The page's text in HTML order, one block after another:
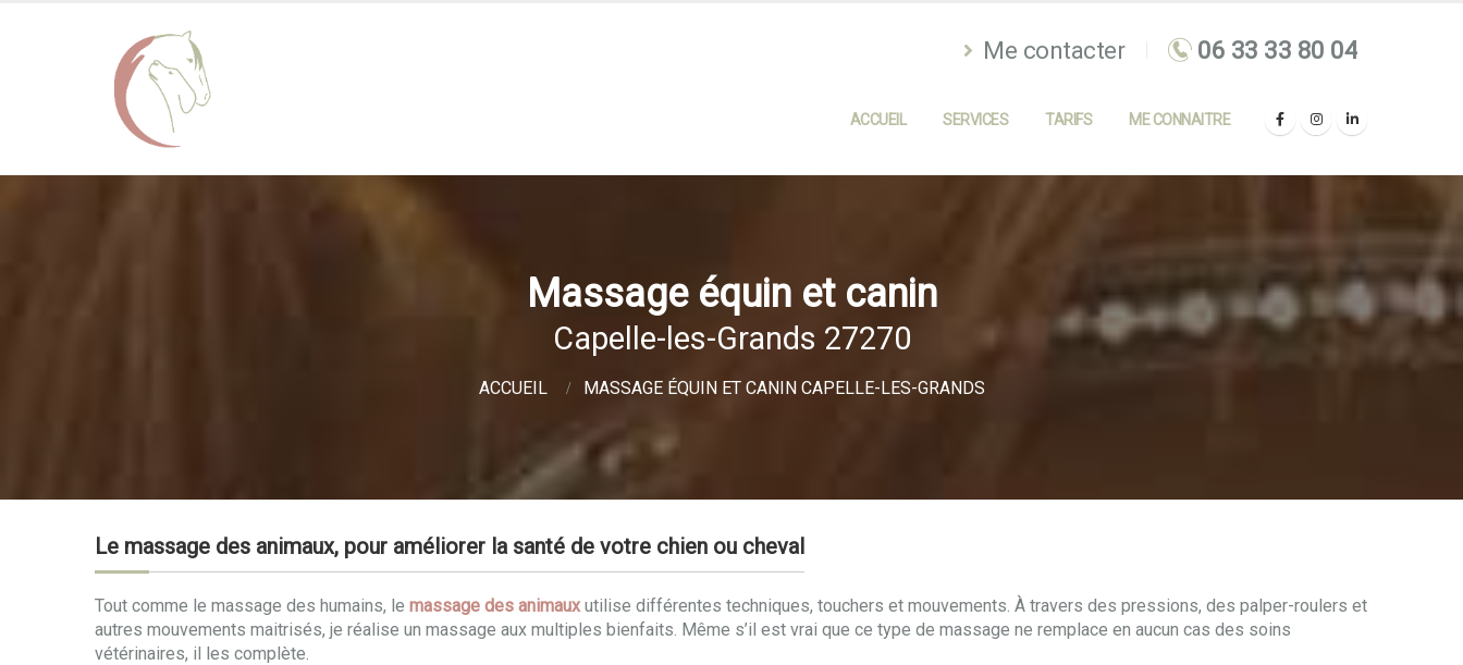
Me contacter
ACCUEIL SERVICES TARIFS ME CONNAITRE
Massage équin et canin
Capelle-les-Grands 27270
ACCUEIL MASSAGE ÉQUIN ET CANIN CAPELLE-LES-GRANDS
Le massage des animaux, pour améliorer la santé de votre chien ou cheval
Tout comme le massage des humains, le massage des animauxutilise différentes techniques, touchers et mouvements. À travers des pressions, des palper-roulers et
autres mouvements maitrisés, je réalise un massage aux multiples bienfaits. Même s’il est vrai que ce type de massage ne remplace en aucun cas des soins
vétérinaires, il les complète.